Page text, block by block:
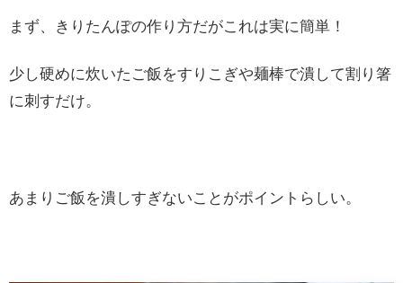
まず、きりたんぽの作り方だがこれは実に簡単！
少し硬めに炊いたご飯をすりこぎや麺棒で潰して割り箸
に刺すだけ。
あまりご飯を潰しすぎないことがポイントらしい。